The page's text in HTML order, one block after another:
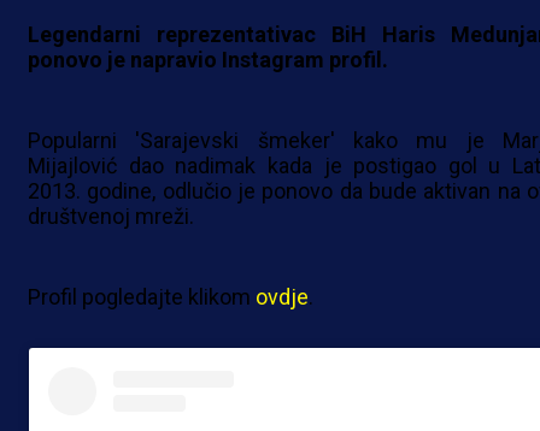
Legendarni reprezentativac BiH Haris
ponovo je napravio Instagram profil.
Popularni 'Sarajevski šmeker' kako mu je
Mijajlović dao nadimak kada je postigao gol u
2013. godine, odlučio je ponovo da bude aktivan na
društvenoj mreži.
Profil pogledajte klikom ovdje.